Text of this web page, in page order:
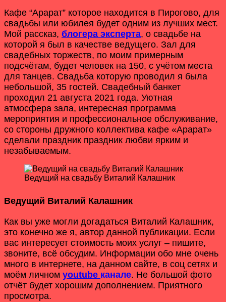
Кафе “Арарат” которое находится в Пирогово, для
свадьбы или юбилея будет одним из лучших мест.
Мой рассказ, блогера эксперта, о свадьбе на
которой я был в качестве ведущего. Зал для
свадебных торжеств, по моим примерным
подсчётам, будет человек на 150, с учётом места
для танцев. Свадьба которую проводил я была
небольшой, 35 гостей. Свадебный банкет
проходил 21 августа 2021 года. Уютная
атмосфера зала, интересная программа
мероприятия и профессиональное обслуживание,
со стороны дружного коллектива кафе «Арарат»
сделали праздник праздник любви ярким и
незабываемым.
Ведущий на свадьбу Виталий Калашник
Ведущий Виталий Калашник
Как вы уже могли догадаться Виталий Калашник,
это конечно же я, автор данной публикации. Если
вас интересует стоимость моих услуг – пишите,
звоните, всё обсудим. Информации обо мне очень
много в интернете, на данном сайте, в соц сетях и
моём личном youtube канале. Не большой фото
отчёт будет хорошим дополнением. Приятного
просмотра.